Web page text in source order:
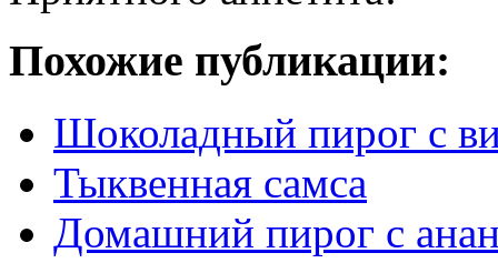
Похожие публикации:
Шоколадный пирог с
Тыквенная самса
Домашний пирог с